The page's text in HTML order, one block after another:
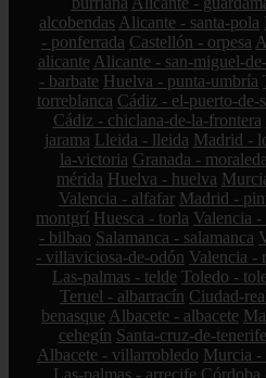
alcobendas Alicante - santa-pola
- ponferrada Castellón - orpesa
alicante Alicante - san-miguel-
- barbate Huelva - punta-umbría
torreblanca Cádiz - el-puerto-de-
Cádiz - chiclana-de-la-frontera
jarama Lleida - lleida Madrid -
la-victoria Granada -
mérida Huelva - huelva
Valencia - alfafar Madrid -
montgrí Huesca - torla Valencia
- bilbao Salamanca - salamanca
- villaviciosa-de-odón Valencia -
Las-palmas - telde Toledo -
Teruel - albarracín Ciudad-
benasque Albacete - albacete
cehegín Santa-cruz-de-
Albacete - villarrobledo Murcia -
Las-palmas - arrecife Córdoba